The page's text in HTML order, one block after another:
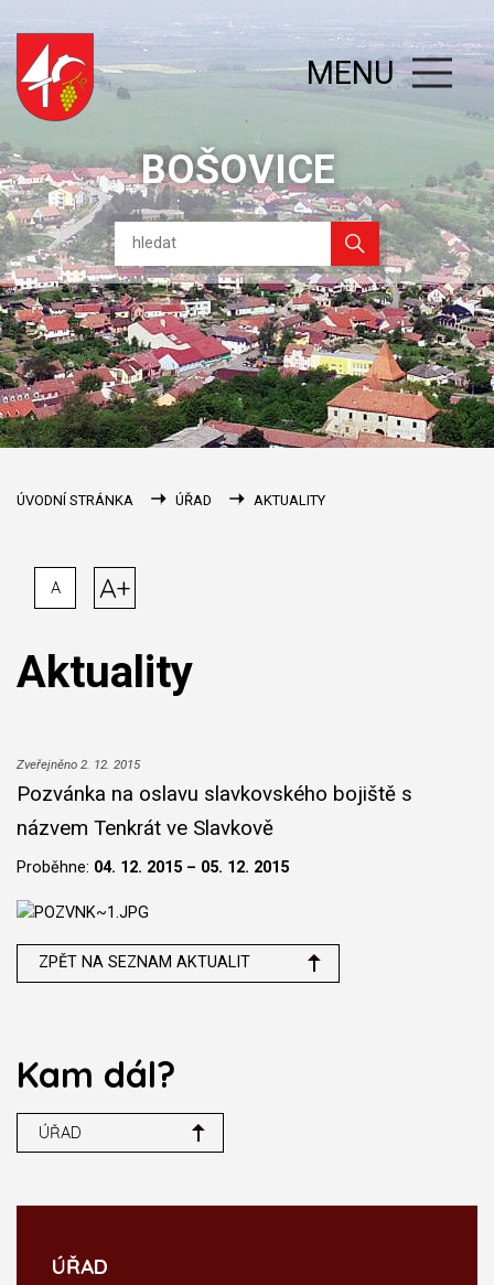
BOŠOVICE
MENU
ÚVODNÍ STRÁNKA ÚŘAD AKTUALITY
A A+
Aktuality
Zveřejněno 2. 12. 2015
Pozvánka na oslavu slavkovského bojiště s
názvem Tenkrát ve Slavkově
Proběhne: 04. 12. 2015 – 05. 12. 2015
ZPĚT NA SEZNAM AKTUALIT
Kam dál?
ÚŘAD
ÚŘAD